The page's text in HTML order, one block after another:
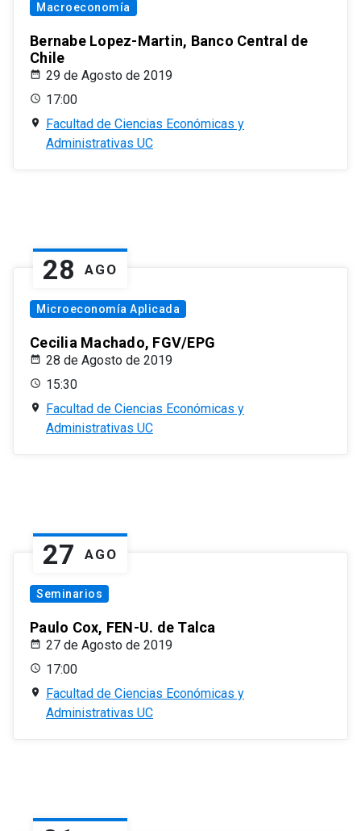
Macroeconomía
Bernabe Lopez-Martin, Banco Central de
Chile
29 de Agosto de 2019
17:00
Facultad de Ciencias Económicas y
Administrativas UC
28 AGO
Microeconomía Aplicada
Cecilia Machado, FGV/EPG
28 de Agosto de 2019
15:30
Facultad de Ciencias Económicas y
Administrativas UC
27 AGO
Seminarios
Paulo Cox, FEN-U. de Talca
27 de Agosto de 2019
17:00
Facultad de Ciencias Económicas y
Administrativas UC